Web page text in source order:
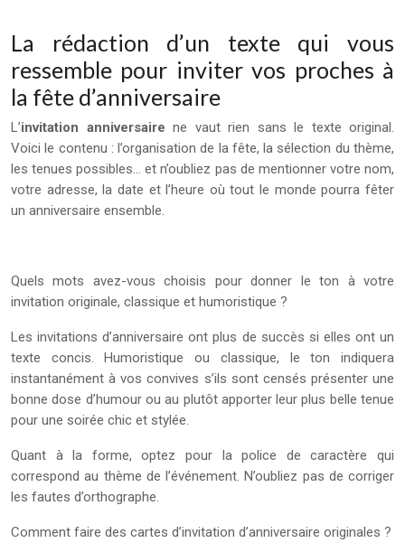
La rédaction d’un texte qui vous
ressemble pour inviter vos proches à
la fête d’anniversaire
L’invitation anniversaire ne vaut rien sans le texte original.
Voici le contenu : l’organisation de la fête, la sélection du thème,
les tenues possibles… et n’oubliez pas de mentionner votre nom,
votre adresse, la date et l’heure où tout le monde pourra fêter
un anniversaire ensemble.
Quels mots avez-vous choisis pour donner le ton à votre
invitation originale, classique et humoristique ?
Les invitations d’anniversaire ont plus de succès si elles ont un
texte concis. Humoristique ou classique, le ton indiquera
instantanément à vos convives s’ils sont censés présenter une
bonne dose d’humour ou au plutôt apporter leur plus belle tenue
pour une soirée chic et stylée.
Quant à la forme, optez pour la police de caractère qui
correspond au thème de l’événement. N’oubliez pas de corriger
les fautes d’orthographe.
Comment faire des cartes d’invitation d’anniversaire originales ?